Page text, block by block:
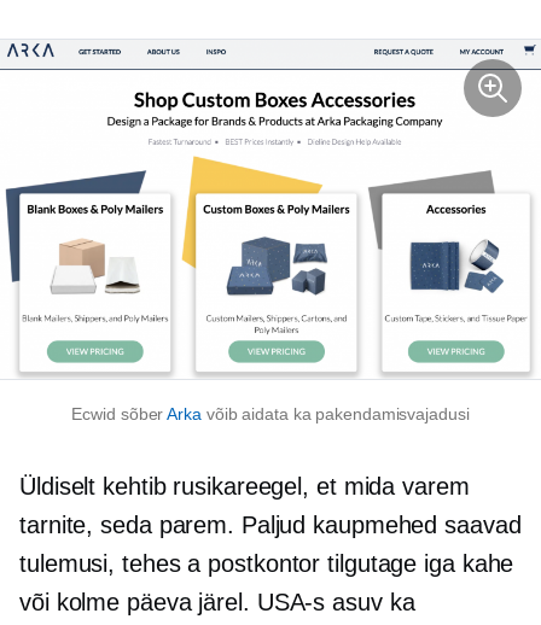
Ecwid sõberArkavõib aidata ka pakendamisvajadusi
Üldiselt kehtib rusikareegel, et mida varem
tarnite, seda parem. Paljud kaupmehed saavad
tulemusi, tehes a postkontor tilgutage iga kahe
või kolme päeva järel. USA-s asuvka